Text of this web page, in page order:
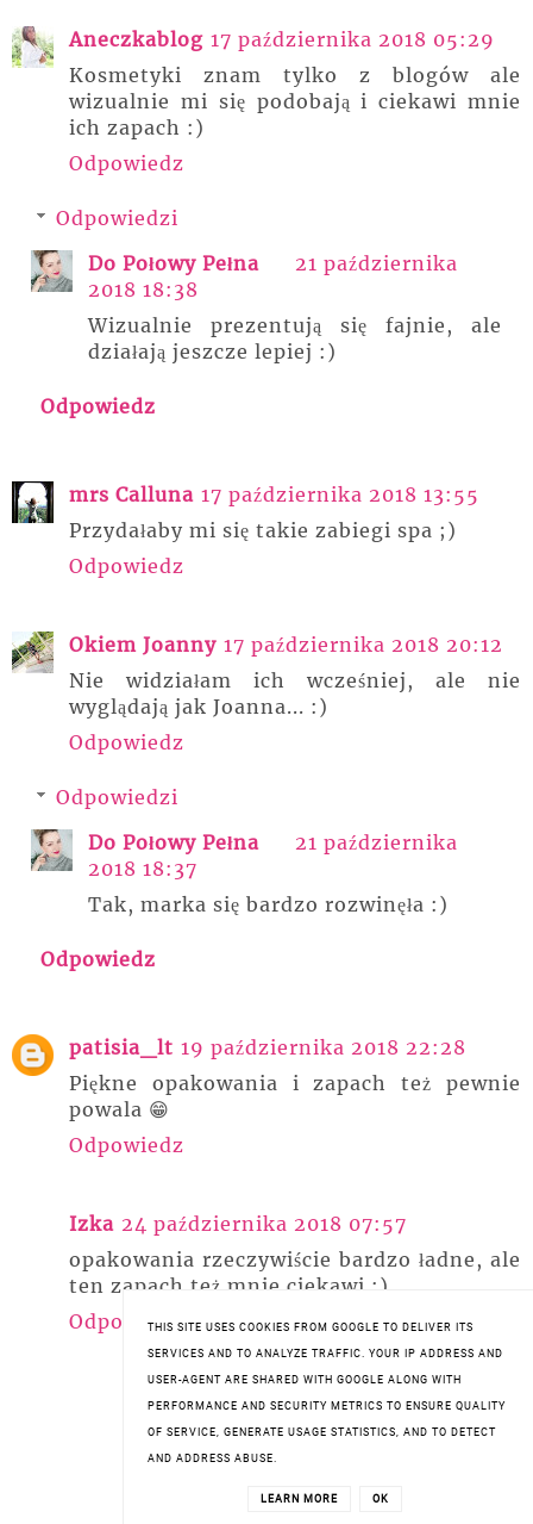
Aneczkablog 17 października 2018 05:29
Kosmetyki znam tylko z blogów ale
wizualnie mi się podobają i ciekawi mnie
ich zapach :)
Odpowiedz
Odpowiedzi
Do Połowy Pełna
21 października
2018 18:38
Wizualnie prezentują się fajnie, ale
działają jeszcze lepiej :)
Odpowiedz
mrs Calluna 17 października 2018 13:55
Przydałaby mi się takie zabiegi spa ;)
Odpowiedz
Okiem Joanny 17 października 2018 20:12
Nie widziałam ich wcześniej, ale nie
wyglądają jak Joanna... :)
Odpowiedz
Odpowiedzi
Do Połowy Pełna
21 października
2018 18:37
Tak, marka się bardzo rozwinęła :)
Odpowiedz
patisia_lt 19 października 2018 22:28
Piękne opakowania i zapach też pewnie
powala 😁
Odpowiedz
Izka 24 października 2018 07:57
opakowania rzeczywiście bardzo ładne, ale
ten zapach też mnie ciekawi :)
OdpowiedzTHIS SITE USES COOKIES FROM GOOGLE TO DELIVER ITS
SERVICES AND TO ANALYZE TRAFFIC. YOUR IP ADDRESS AND
USER-AGENT ARE SHARED WITH GOOGLE ALONG WITH
PERFORMANCE AND SECURITY METRICS TO ENSURE QUALITY
OF SERVICE, GENERATE USAGE STATISTICS, AND TO DETECT
AND ADDRESS ABUSE.
LEARN MORE OK